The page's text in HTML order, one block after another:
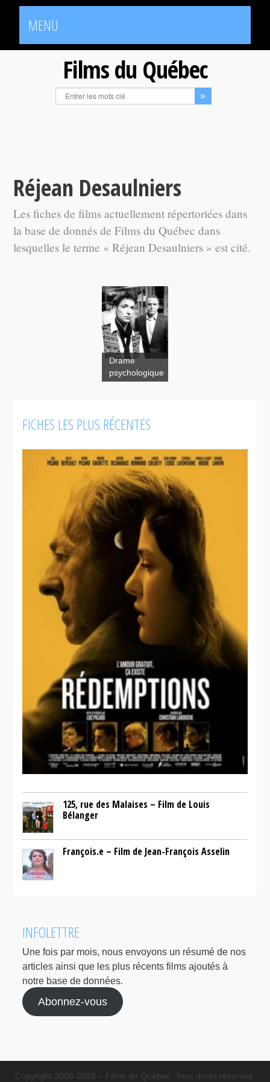
MENU
Films du Québec
Réjean Desaulniers
Les fiches de films actuellement répertoriées dans
la base de donnés de Films du Québec dans
lesquelles le terme « Réjean Desaulniers » est cité.
Syncope
Beaux
dimanches
Drame
psychologique
FICHES LES PLUS RÉCENTES
125, rue des Malaises – Film de Louis
Bélanger
François.e – Film de Jean-François Asselin
INFOLETTRE
Une fois par mois, nous envoyons un résumé de nos
articles ainsi que les plus récents films ajoutés à
notre base de données.
Abonnez-vous
Copyright 2008-2025 – Films du Québec. Tous droits réservés.